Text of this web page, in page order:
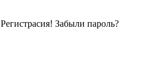
Регистраcия! Забыли пароль?